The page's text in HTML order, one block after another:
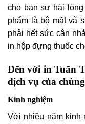
cho bạn sự hài
phẩm là bộ mặt và
phải hết sức cân
in hộp đựng thuốc
Đến với in Tuấn
dịch vụ của
Kinh nghiệm
Với nhiều năm kinh